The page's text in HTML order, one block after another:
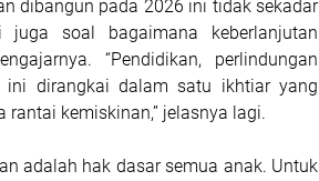
dibangun pada 2026 ini tidak sekadar
soal bagaimana keberlanjutan
“Pendidikan, perlindungan
ini dirangkai dalam satu ikhtiar yang
kemiskinan,” jelasnya lagi.
adalah hak dasar semua anak. Untuk